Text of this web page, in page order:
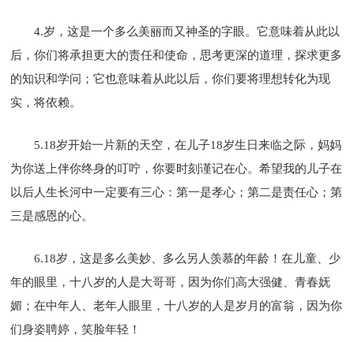
4.岁，这是一个多么美丽而又神圣的字眼。它意味着从此以
后，你们将承担更大的责任和使命，思考更深的道理，探求更多
的知识和学问；它也意味着从此以后，你们要将理想转化为现
实，将依赖。
5.18岁开始一片新的天空，在儿子18岁生日来临之际，妈妈
为你送上伴你终身的叮咛，你要时刻谨记在心。希望我的儿子在
以后人生长河中一定要有三心：第一是孝心；第二是责任心；第
三是感恩的心。
6.18岁，这是多么美妙、多么另人羡慕的年龄！在儿童、少
年的眼里，十八岁的人是大哥哥，因为你们高大强健、青春妩
媚；在中年人、老年人眼里，十八岁的人是岁月的富翁，因为你
们身姿聘婷，笑脸年轻！